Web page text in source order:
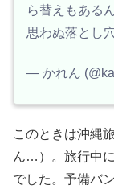
ら替えもある
思わぬ落とし
— かれん
このときは沖縄
ん…）。旅行中
でした。予備バ